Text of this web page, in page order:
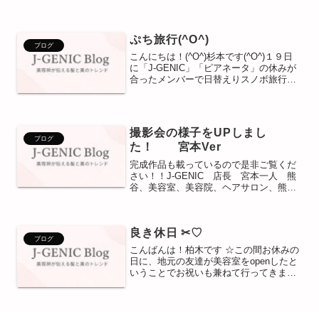
研修とゆう名の社員...
ブログ ぷち旅行(^O^)
こんにちは！(^O^)杉本です(^O^)１９日
に「J-GENIC」「ピアネータ」の休みが
合ったメンバーで日替えりスノボ旅行に
た！！！！...
ブログ
撮影会の様子をUPしまし
た！ 宮本Ver
完成作品も載っているので是非ご覧くだ
さい！！J-GENIC 店長 宮本一人 熊
谷、美容室、美容院、ヘアサロン、熊
ニック 〒3...
ブログ 良き休日 ✂︎♡
こんばんは！柏木です ☆この間お休みの
日に、地元の友達が美容室をopenしたと
いうことでお祝いも兼ねて行ってきまし